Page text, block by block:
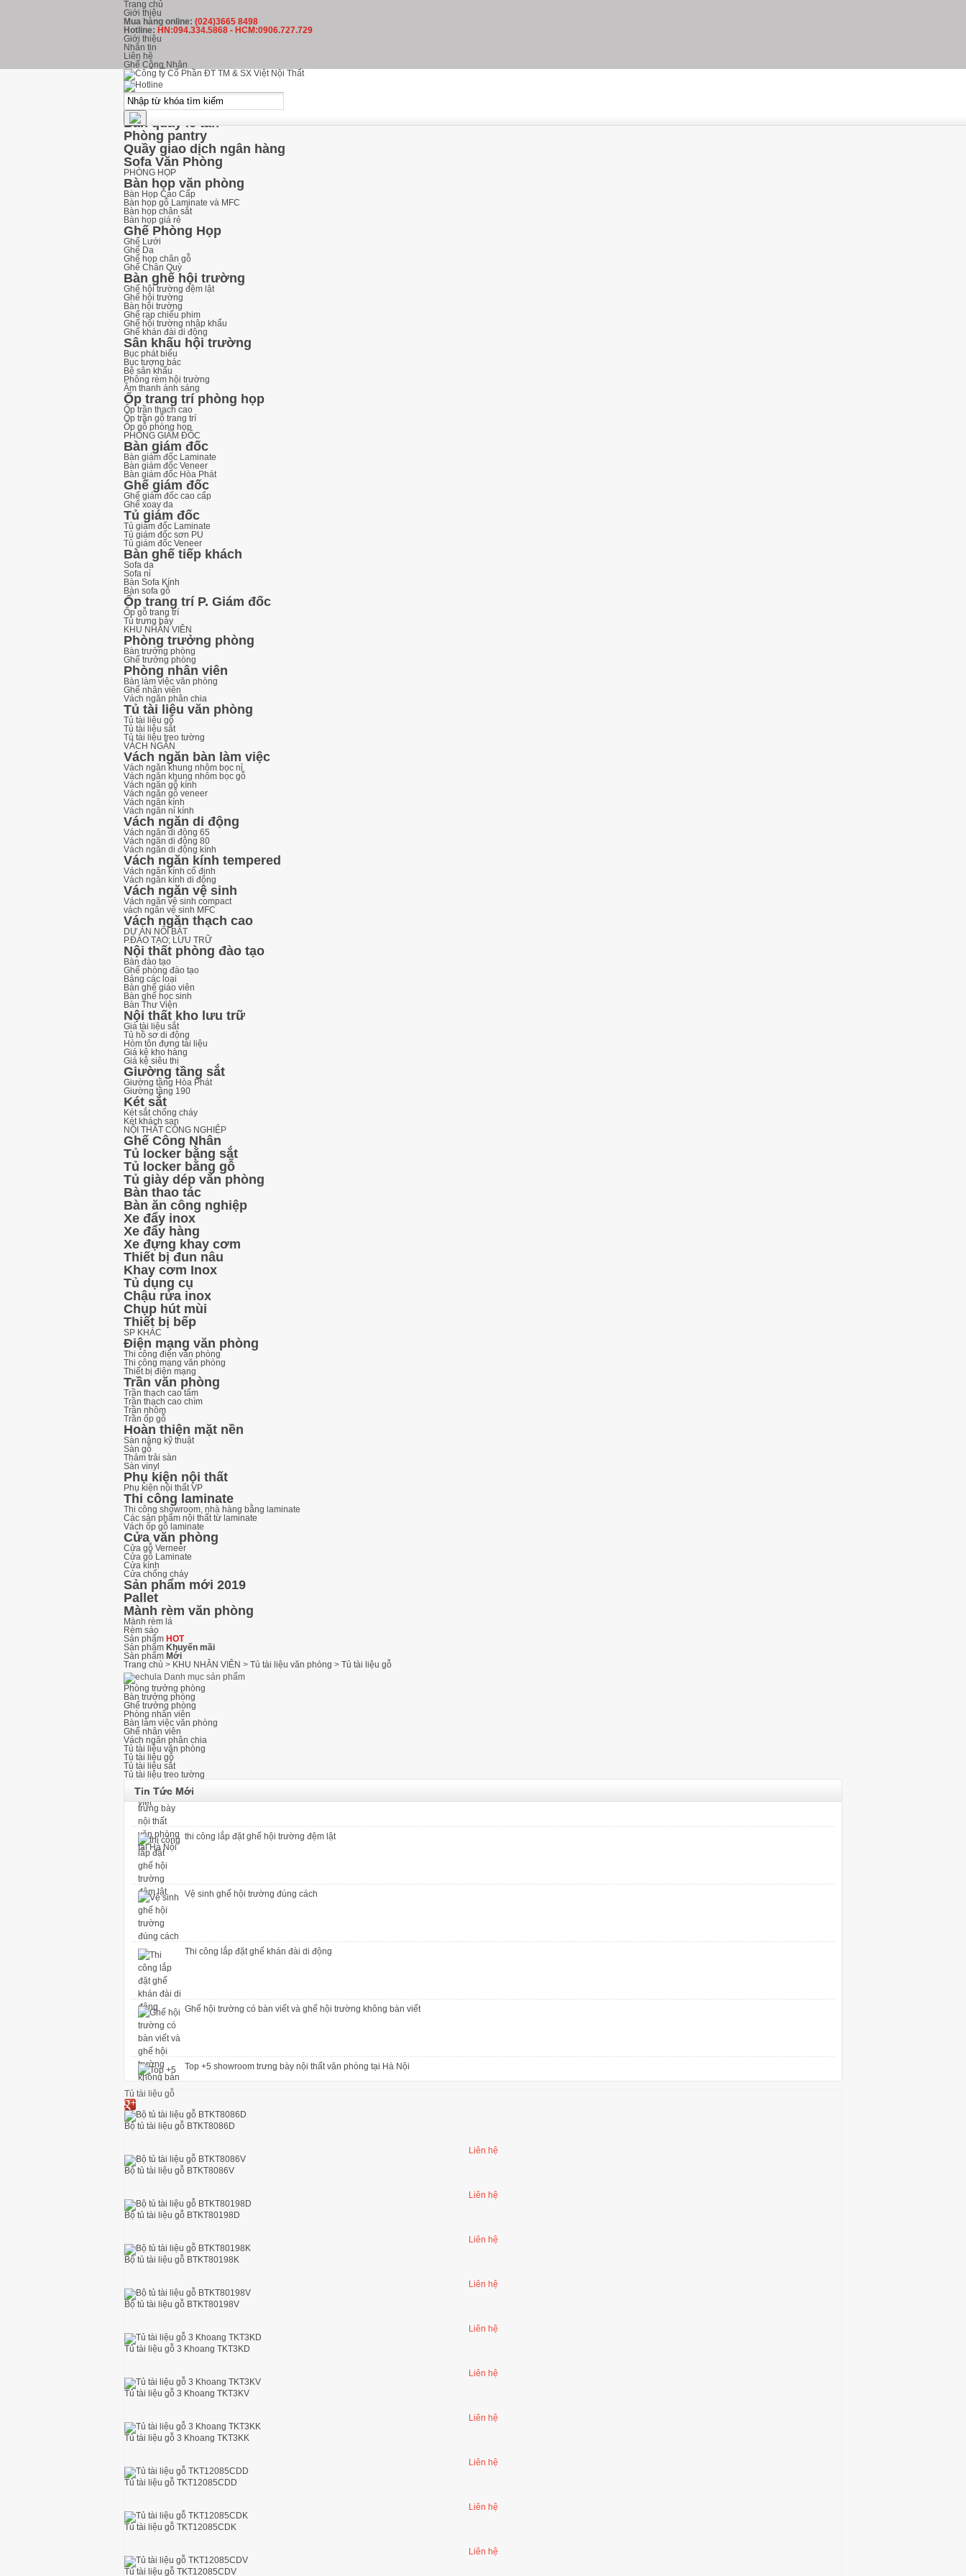
Trang chủ
Giới thiệu
Mua hàng online: (024)3665 8498
Hotline: HN:094.334.5868 - HCM:0906.727.729
Giới thiệu
Nhắn tin
Liên hệ
Ghế Công Nhân
kHU LỄ TÂN
Ghế Phòng Chờ
Ghế băng chờ inox
Ghế băng chờ nhựa
Ghế băng chờ Hòa Phát
Bàn quầy lễ tân
Phòng pantry
Quầy giao dịch ngân hàng
Sofa Văn Phòng
PHÒNG HỌP
Bàn họp văn phòng
Bàn Họp Cao Cấp
Bàn họp gỗ Laminate và MFC
Bàn họp chân sắt
Bàn họp giá rẻ
Ghế Phòng Họp
Ghế Lưới
Ghế Da
Ghế họp chân gỗ
Ghế Chân Quỳ
Bàn ghế hội trường
Ghế hội trường đệm lật
Ghế hội trường
Bàn hội trường
Ghế rạp chiếu phim
Ghế hội trường nhập khẩu
Ghế khán đài di động
Sân khấu hội trường
Bục phát biểu
Bục tượng bác
Bệ sân khấu
Phông rèm hội trường
Âm thanh ánh sáng
Ốp trang trí phòng họp
Ốp trần thạch cao
Ốp trần gỗ trang trí
Ốp gỗ phòng họp
PHÒNG GIÁM ĐỐC
Bàn giám đốc
Bàn giám đốc Laminate
Bàn giám đốc Veneer
Bàn giám đốc Hòa Phát
Ghế giám đốc
Ghế giám đốc cao cấp
Ghế xoay da
Tủ giám đốc
Tủ giám đốc Laminate
Tủ giám đốc sơn PU
Tủ giám đốc Veneer
Bàn ghế tiếp khách
Sofa da
Sofa nỉ
Bàn Sofa Kính
Bàn sofa gỗ
Ốp trang trí P. Giám đốc
Ốp gỗ trang trí
Tủ trưng bày
KHU NHÂN VIÊN
Phòng trưởng phòng
Bàn trưởng phòng
Ghế trưởng phòng
Phòng nhân viên
Bàn làm việc văn phòng
Ghế nhân viên
Vách ngăn phân chia
Tủ tài liệu văn phòng
Tủ tài liệu gỗ
Tủ tài liệu sắt
Tủ tài liệu treo tường
VÁCH NGĂN
Vách ngăn bàn làm việc
Vách ngăn khung nhôm bọc nỉ
Vách ngăn khung nhôm bọc gỗ
Vách ngăn gỗ kính
Vách ngăn gỗ veneer
Vách ngăn kính
Vách ngăn nỉ kính
Vách ngăn di động
Vách ngăn di động 65
Vách ngăn di động 80
Vách ngăn di động kính
Vách ngăn kính tempered
Vách ngăn kính cố định
Vách ngăn kính di động
Vách ngăn vệ sinh
Vách ngăn vệ sinh compact
vách ngăn vệ sinh MFC
Vách ngăn thạch cao
DỰ ÁN NỔI BẬT
P.ĐÀO TẠO; LƯU TRỮ
Nội thất phòng đào tạo
Bàn đào tạo
Ghế phòng đào tạo
Bảng các loại
Bàn ghế giáo viên
Bàn ghế học sinh
Bàn Thư Viện
Nội thất kho lưu trữ
Giá tài liệu sắt
Tủ hồ sơ di động
Hòm tôn đựng tài liệu
Giá kệ kho hàng
Giá kệ siêu thị
Giường tầng sắt
Giường tầng Hòa Phát
Giường tầng 190
Két sắt
Két sắt chống cháy
Két khách sạn
NỘI THẤT CÔNG NGHIỆP
Ghế Công Nhân
Tủ locker bằng sắt
Tủ locker bằng gỗ
Tủ giày dép văn phòng
Bàn thao tác
Bàn ăn công nghiệp
Xe đẩy inox
Xe đẩy hàng
Xe đựng khay cơm
Thiết bị đun nâu
Khay cơm Inox
Tủ dụng cụ
Chậu rửa inox
Chụp hút mùi
Thiết bị bếp
SP KHÁC
Điện mạng văn phòng
Thi công điện văn phòng
Thi công mạng văn phòng
Thiết bị điện mạng
Trần văn phòng
Trần thạch cao tấm
Trần thạch cao chìm
Trần nhôm
Trần ốp gỗ
Hoàn thiện mặt nền
Sàn nâng kỹ thuật
Sàn gỗ
Thảm trải sàn
Sàn vinyl
Phụ kiện nội thất
Phụ kiện nội thất VP
Thi công laminate
Thi công showroom, nhà hàng bằng laminate
Các sản phẩm nội thất từ laminate
Vách ốp gỗ laminate
Cửa văn phòng
Cửa gỗ Verneer
Cửa gỗ Laminate
Cửa kính
Cửa chống cháy
Sản phẩm mới 2019
Pallet
Mành rèm văn phòng
Mành rèm lá
Rèm sáo
Sản phẩm HOT
Sản phẩm Khuyến mãi
Sản phẩm Mới
Trang chủ > KHU NHÂN VIÊN > Tủ tài liệu văn phòng > Tủ tài liệu gỗ
Danh mục sản phẩm
Phòng trưởng phòng
Bàn trưởng phòng
Ghế trưởng phòng
Phòng nhân viên
Bàn làm việc văn phòng
Ghế nhân viên
Vách ngăn phân chia
Tủ tài liệu văn phòng
Tủ tài liệu gỗ
Tủ tài liệu sắt
Tủ tài liệu treo tường
Tin Tức Mới
Thi công lắp đặt ghế khán đài di động
Ghế hội trường có bàn viết và ghế hội trường không bàn viết
Vệ sinh ghế hội trường đúng cách
Thi công lắp đặt ghế khán đài di động
Top +5 showroom trưng bày nội thất văn phòng tại Hà Nội
thi công lắp đặt ghế hội trường đệm lật
Ghế hội trường có bàn viết và ghế hội trường không bàn viết
Tủ tài liệu gỗ
Bộ tủ tài liệu gỗ BTKT8086D
Liên hệ
Bộ tủ tài liệu gỗ BTKT8086V
Liên hệ
Bộ tủ tài liệu gỗ BTKT80198D
Liên hệ
Bộ tủ tài liệu gỗ BTKT80198K
Liên hệ
Bộ tủ tài liệu gỗ BTKT80198V
Liên hệ
Tủ tài liệu gỗ 3 Khoang TKT3KD
Liên hệ
Tủ tài liệu gỗ 3 Khoang TKT3KV
Liên hệ
Tủ tài liệu gỗ 3 Khoang TKT3KK
Liên hệ
Tủ tài liệu gỗ TKT12085CDD
Liên hệ
Tủ tài liệu gỗ TKT12085CDK
Liên hệ
Tủ tài liệu gỗ TKT12085CDV